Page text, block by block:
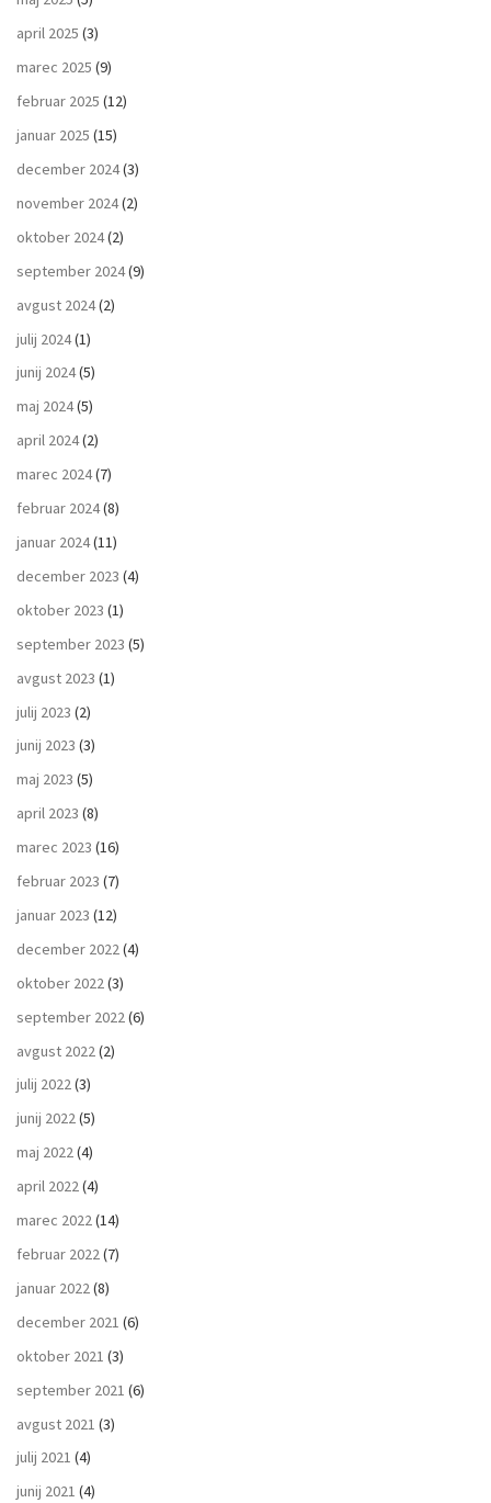
april 2025 (3)
marec 2025 (9)
februar 2025 (12)
januar 2025 (15)
december 2024(3)
november 2024(2)
oktober 2024(2)
september 2024(9)
avgust 2024(2)
julij 2024(1)
junij 2024(5)
maj 2024(5)
april 2024(2)
marec 2024(7)
februar 2024(8)
januar 2024(11)
december 2023 (4)
oktober 2023 (1)
september 2023 (5)
avgust 2023 (1)
julij 2023 (2)
junij 2023 (3)
maj 2023 (5)
april 2023 (8)
marec 2023 (16)
februar 2023 (7)
januar 2023 (12)
december 2022(4)
oktober 2022(3)
september 2022(6)
avgust 2022 (2)
julij 2022(3)
junij 2022(5)
maj 2022(4)
april 2022(4)
marec 2022(14)
februar 2022(7)
januar 2022(8)
december 2021 (6)
oktober 2021 (3)
september 2021 (6)
avgust 2021 (3)
julij 2021 (4)
junij 2021 (4)